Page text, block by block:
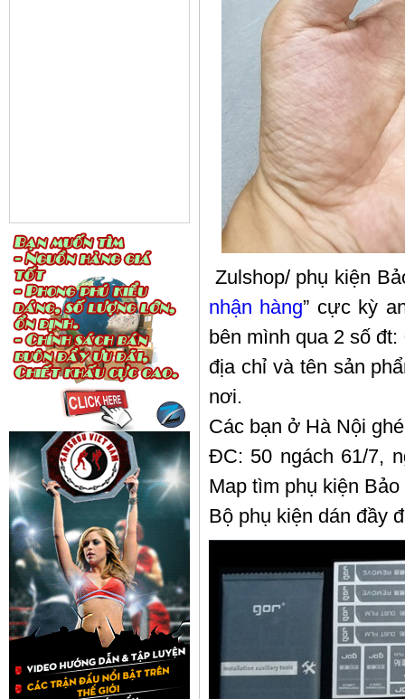
Zulshop/ phụ kiện
nhận hàng” cực kỳ
bên mình qua 2 số
địa chỉ và tên sản
nơi.
Các bạn ở Hà Nội
ĐC: 50 ngách 61/7,
Map tìm phụ kiện Bảo
Bộ phụ kiện dán đầy